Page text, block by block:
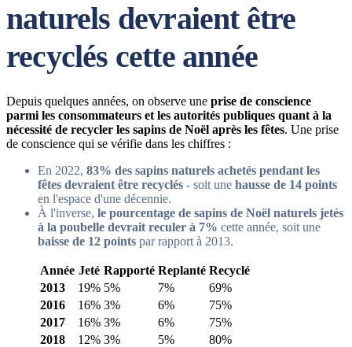
naturels devraient être
recyclés cette année
Depuis quelques années, on observe une prise de conscience
parmi les consommateurs et les autorités publiques quant à la
nécessité de recycler les sapins de Noël après les fêtes. Une prise
de conscience qui se vérifie dans les chiffres :
En 2022, 83% des sapins naturels achetés pendant les
fêtes devraient être recyclés - soit une hausse de 14 points
en l'espace d'une décennie.
À l'inverse, le pourcentage de sapins de Noël naturels jetés
à la poubelle devrait reculer à 7% cette année, soit une
baisse de 12 points par rapport à 2013.
Année Jeté Rapporté Replanté Recyclé
2013
19% 5% 7%
69%
2016
16% 3% 6%
75%
2017
16% 3% 6%
75%
2018
12% 3% 5%
80%